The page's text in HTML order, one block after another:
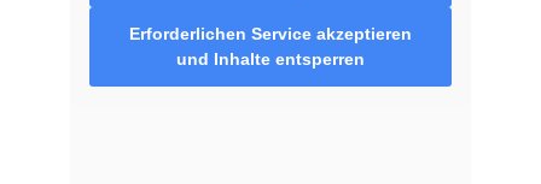
VERANSTALTUNGSORT
Bären Apotheke Radevormwald
Erforderlichen Service akzeptieren
und Inhalte entsperren